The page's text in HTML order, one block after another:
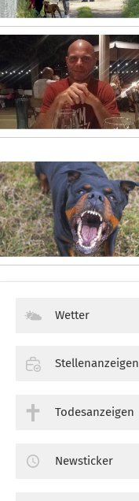
Wetter
Stellenanzeigen
Todesanzeigen
Newsticker